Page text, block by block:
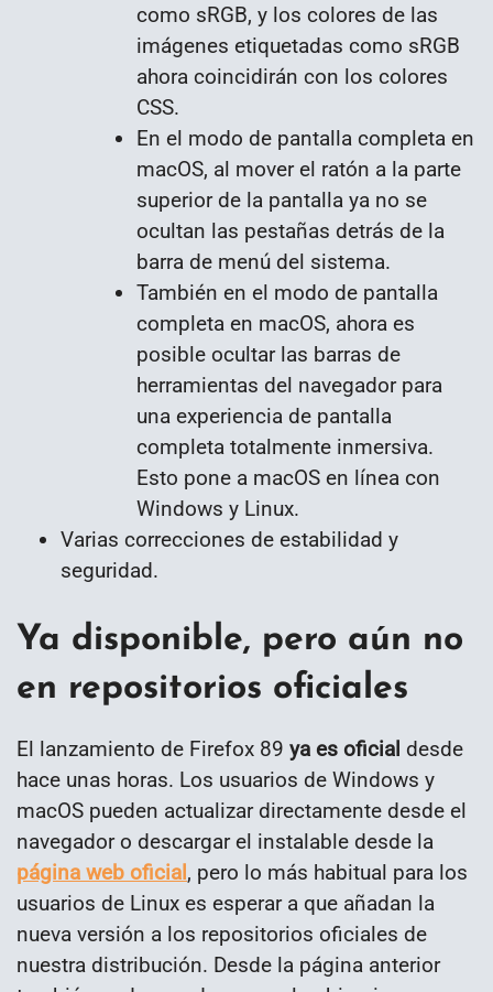
como sRGB, y los colores de las
imágenes etiquetadas como sRGB
ahora coincidirán con los colores
CSS.
En el modo de pantalla completa en
macOS, al mover el ratón a la parte
superior de la pantalla ya no se
ocultan las pestañas detrás de la
barra de menú del sistema.
También en el modo de pantalla
completa en macOS, ahora es
posible ocultar las barras de
herramientas del navegador para
una experiencia de pantalla
completa totalmente inmersiva.
Esto pone a macOS en línea con
Windows y Linux.
Varias correcciones de estabilidad y
seguridad.
Ya disponible, pero aún no
en repositorios oficiales
El lanzamiento de Firefox 89 ya es oficial desde
hace unas horas. Los usuarios de Windows y
macOS pueden actualizar directamente desde el
navegador o descargar el instalable desde la
página web oficial, pero lo más habitual para los
usuarios de Linux es esperar a que añadan la
nueva versión a los repositorios oficiales de
nuestra distribución. Desde la página anterior